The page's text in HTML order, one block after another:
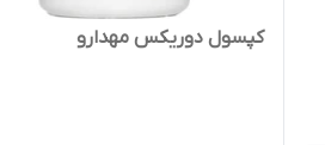
کپسول دوریکس مهدارو